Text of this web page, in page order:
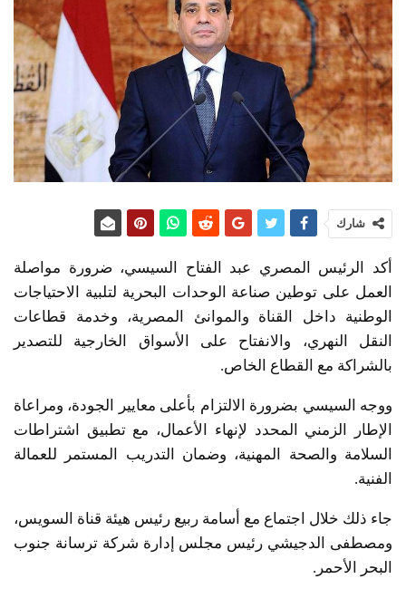
شارك
أكد الرئيس المصري عبد الفتاح السيسي، ضرورة مواصلة
العمل على توطين صناعة الوحدات البحرية لتلبية الاحتياجات
الوطنية داخل القناة والموانئ المصرية، وخدمة قطاعات
النقل النهري، والانفتاح على الأسواق الخارجية للتصدير
بالشراكة مع القطاع الخاص.
ووجه السيسي بضرورة الالتزام بأعلى معايير الجودة، ومراعاة
الإطار الزمني المحدد لإنهاء الأعمال، مع تطبيق اشتراطات
السلامة والصحة المهنية، وضمان التدريب المستمر للعمالة
الفنية.
جاء ذلك خلال اجتماع مع أسامة ربيع رئيس هيئة قناة السويس،
ومصطفى الدجيشي رئيس مجلس إدارة شركة ترسانة جنوب
البحر الأحمر.